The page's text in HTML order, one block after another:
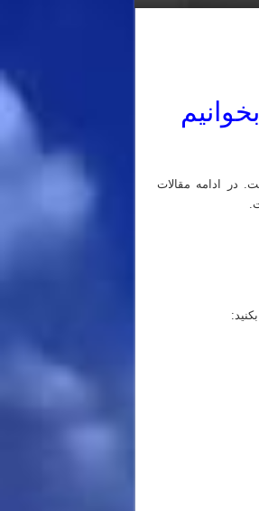
در ادامه مقالات